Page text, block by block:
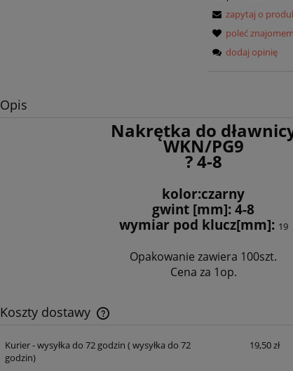
zapytaj o
poleć
dodaj opinię
Opis
Nakrętka do
WKN/PG9
? 4-8
kolor:czarny
gwint [mm]: 4-8
wymiar pod klucz[mm]: 19
Opakowanie zawiera 100szt.
Cena za 1op.
Koszty dostawy
Cena nie zawiera ewentualnych kosztów
Kurier - wysyłka do 72 godzin ( wysyłka do 72
godzin)
19,50 zł